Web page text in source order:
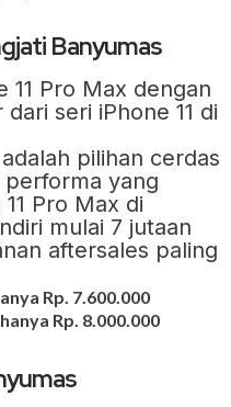
Banyumas
11 Pro Max dengan
seri iPhone 11 di
pilihan cerdas
performa yang
Pro Max di
mulai 7 jutaan
aftersales paling
Rp. 7.600.000
hanya Rp. 8.000.000